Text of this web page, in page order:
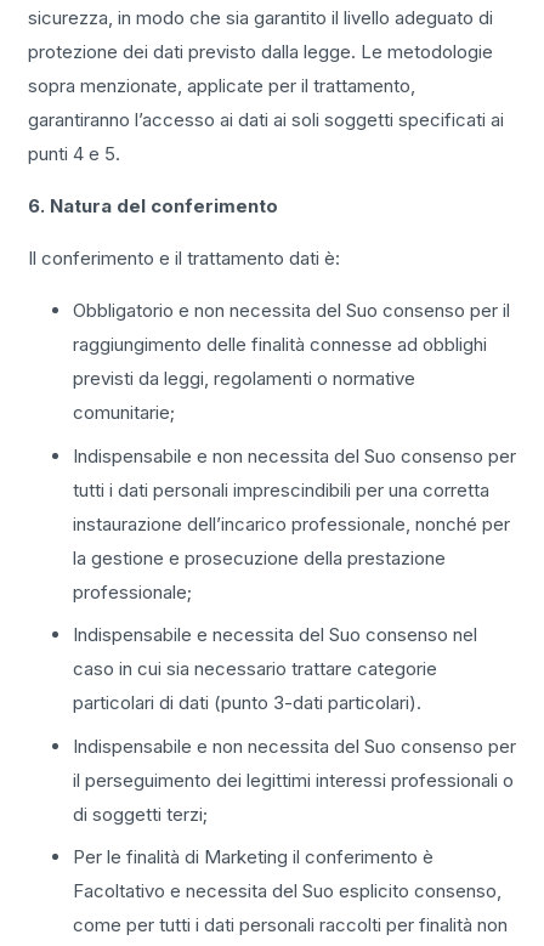
sicurezza, in modo che sia garantito il livello adeguato di
protezione dei dati previsto dalla legge. Le metodologie
sopra menzionate, applicate per il trattamento,
garantiranno l’accesso ai dati ai soli soggetti specificati ai
punti 4 e 5.
6. Natura del conferimento
Il conferimento e il trattamento dati è:
Obbligatorio e non necessita del Suo consenso per il
raggiungimento delle finalità connesse ad obblighi
previsti da leggi, regolamenti o normative
comunitarie;
Indispensabile e non necessita del Suo consenso per
tutti i dati personali imprescindibili per una corretta
instaurazione dell’incarico professionale, nonché per
la gestione e prosecuzione della prestazione
professionale;
Indispensabile e necessita del Suo consenso nel
caso in cui sia necessario trattare categorie
particolari di dati (punto 3-dati particolari).
Indispensabile e non necessita del Suo consenso per
il perseguimento dei legittimi interessi professionali o
di soggetti terzi;
Per le finalità di Marketing il conferimento è
Facoltativo e necessita del Suo esplicito consenso,
come per tutti i dati personali raccolti per finalità non